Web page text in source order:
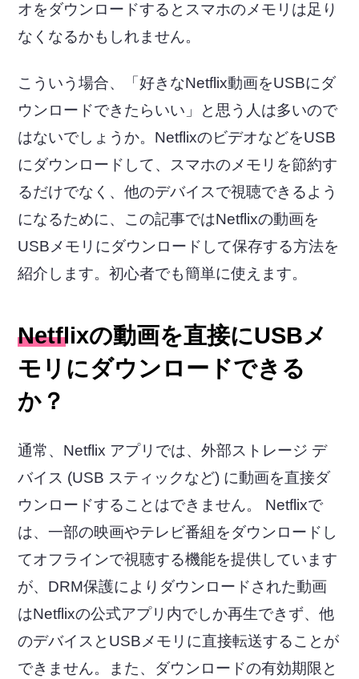
オをダウンロードするとスマホのメモリは足り
なくなるかもしれません。
こういう場合、「好きなNetflix動画をUSBにダ
ウンロードできたらいい」と思う人は多いので
はないでしょうか。NetflixのビデオなどをUSB
にダウンロードして、スマホのメモリを節約す
るだけでなく、他のデバイスで視聴できるよう
になるために、この記事ではNetflixの動画を
USBメモリにダウンロードして保存する方法を
紹介します。初心者でも簡単に使えます。
Netflixの動画を直接にUSBメ
モリにダウンロードできる
か？
通常、Netflix アプリでは、外部ストレージ デ
バイス (USB スティックなど) に動画を直接ダ
ウンロードすることはできません。 Netflixで
は、一部の映画やテレビ番組をダウンロードし
てオフラインで視聴する機能を提供しています
が、DRM保護によりダウンロードされた動画
はNetflixの公式アプリ内でしか再生できず、他
のデバイスとUSBメモリに直接転送することが
できません。また、ダウンロードの有効期限と